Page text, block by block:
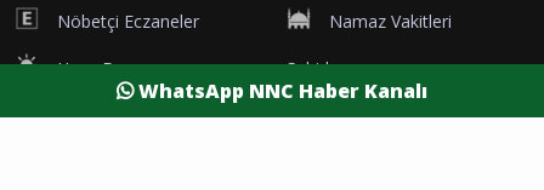
Nöbetçi Eczaneler Namaz Vakitleri
Hava Durumu Şehirler
Burdur Son Dakika Antalya Son Dakika
WhatsApp NNC Haber Kanalı